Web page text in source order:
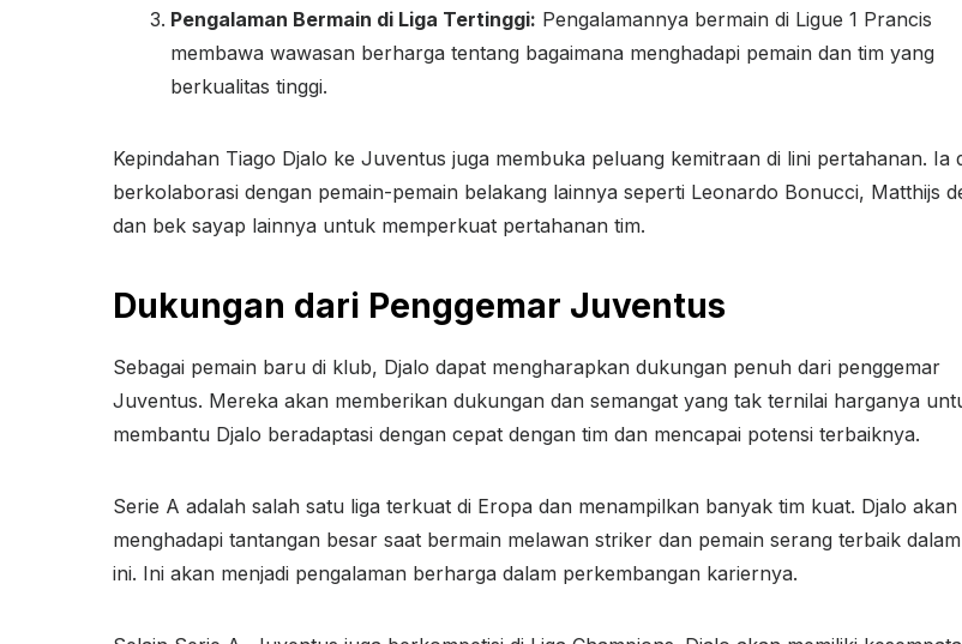
Pengalaman Bermain di Liga Tertinggi: Pengalamannya bermain di Ligue 1 Prancis
membawa wawasan berharga tentang bagaimana menghadapi pemain dan tim yang
berkualitas tinggi.
Kepindahan Tiago Djalo ke Juventus juga membuka peluang kemitraan di lini pertahanan. Ia
berkolaborasi dengan pemain-pemain belakang lainnya seperti Leonardo Bonucci, Matthijs
dan bek sayap lainnya untuk memperkuat pertahanan tim.
Dukungan dari Penggemar Juventus
Sebagai pemain baru di klub, Djalo dapat mengharapkan dukungan penuh dari penggemar
Juventus. Mereka akan memberikan dukungan dan semangat yang tak ternilai harganya
membantu Djalo beradaptasi dengan cepat dengan tim dan mencapai potensi terbaiknya.
Serie A adalah salah satu liga terkuat di Eropa dan menampilkan banyak tim kuat. Djalo akan
menghadapi tantangan besar saat bermain melawan striker dan pemain serang terbaik
ini. Ini akan menjadi pengalaman berharga dalam perkembangan kariernya.